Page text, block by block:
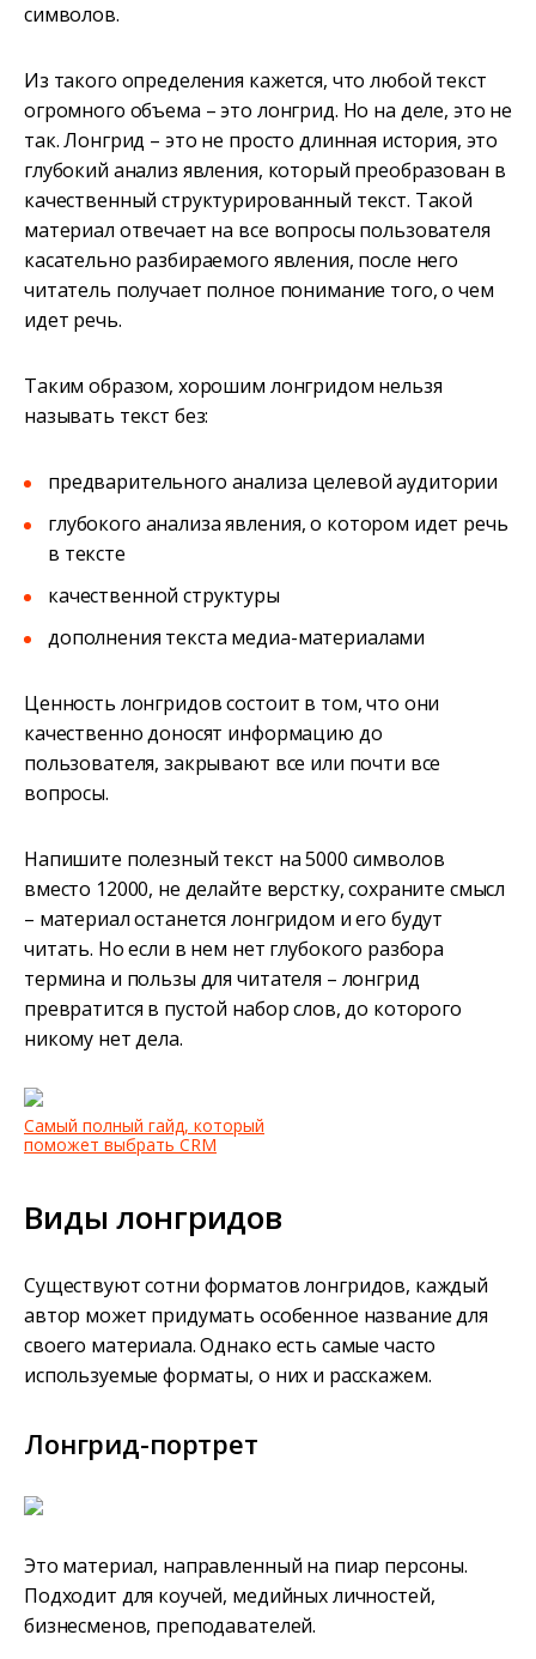
символов.
Из такого определения кажется, что любой текст
огромного объема – это лонгрид. Но на деле, это не
так. Лонгрид – это не просто длинная история, это
глубокий анализ явления, который преобразован в
качественный структурированный текст. Такой
материал отвечает на все вопросы пользователя
касательно разбираемого явления, после него
читатель получает полное понимание того, о чем
идет речь.
Таким образом, хорошим лонгридом нельзя
называть текст без:
предварительного анализа целевой аудитории
глубокого анализа явления, о котором идет речь
в тексте
качественной структуры
дополнения текста медиа-материалами
Ценность лонгридов состоит в том, что они
качественно доносят информацию до
пользователя, закрывают все или почти все
вопросы.
Напишите полезный текст на 5000 символов
вместо 12000, не делайте верстку, сохраните смысл
– материал останется лонгридом и его будут
читать. Но если в нем нет глубокого разбора
термина и пользы для читателя – лонгрид
превратится в пустой набор слов, до которого
никому нет дела.
Самый полный гайд, который
поможет выбрать CRM
Виды лонгридов
Существуют сотни форматов лонгридов, каждый
автор может придумать особенное название для
своего материала. Однако есть самые часто
используемые форматы, о них и расскажем.
Лонгрид-портрет
Это материал, направленный на пиар персоны.
Подходит для коучей, медийных личностей,
бизнесменов, преподавателей.